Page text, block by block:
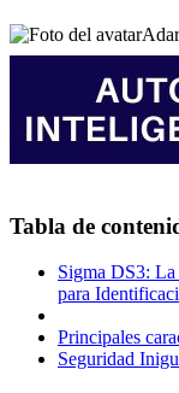
Tabla de
Sigma DS3:
para
Principales
Seguridad